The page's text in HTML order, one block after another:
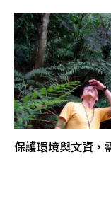
保護環境與文資，